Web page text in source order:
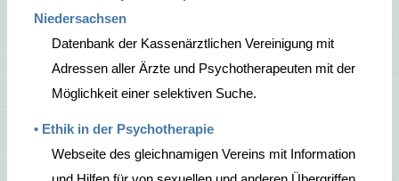
Niedersachsen
Datenbank der Kassenärztlichen Vereinigung mit
Adressen aller Ärzte und Psychotherapeuten mit der
Möglichkeit einer selektiven Suche.
• Ethik in der Psychotherapie
Webseite des gleichnamigen Vereins mit Information